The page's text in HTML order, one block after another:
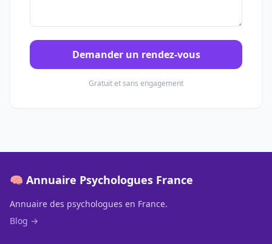
Demander un rendez-vous
Gratuit et sans engagement
🧠 Annuaire Psychologues France
Annuaire des psychologues en France.
Blog →